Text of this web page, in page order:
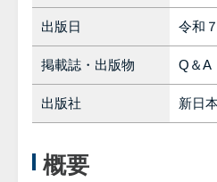
出版日 令和
掲載誌・出版物 Q＆A
出版社 新日
概要